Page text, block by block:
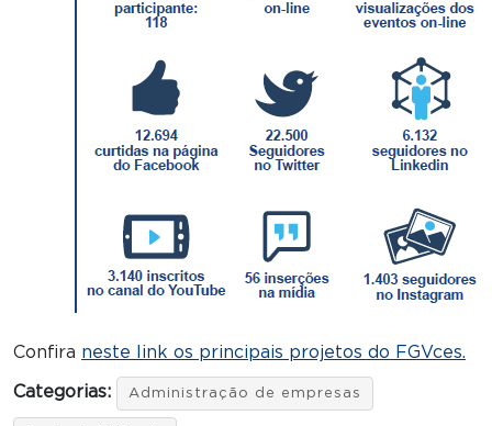
Confira neste link os principais projetos do FGVces.
Categorias: Administração de empresas